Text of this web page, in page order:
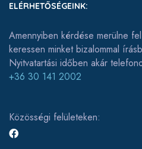
ELÉRHETŐSÉGEINK:
Amennyiben kérdése merülne fel
keressen minket bizalommal
Nyitvatartási időben akár
+36 30 141 2002
Közösségi felületeken: